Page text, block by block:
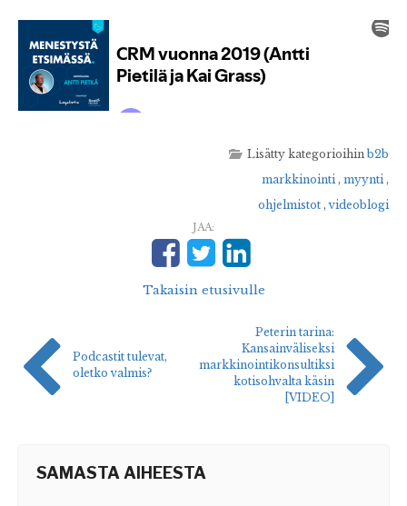
Lisätty kategorioihin b2b
markkinointi, myynti,
ohjelmistot ,videoblogi
JAA:
Takaisin etusivulle
Podcastit tulevat,
oletko valmis?
Peterin tarina:
Kansainväliseksi
markkinointikonsultiksi
kotisohvalta käsin
[VIDEO]
SAMASTA AIHEESTA